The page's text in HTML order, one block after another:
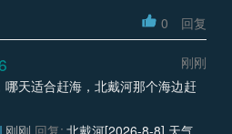
0 回复
刚刚
哪天适合赶海，北戴河那个海边赶